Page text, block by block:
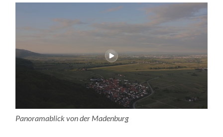
Panoramablick von der Madenburg